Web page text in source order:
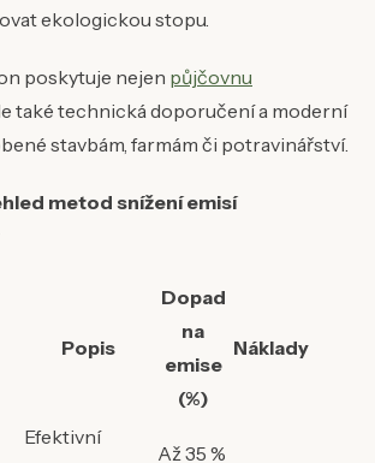
ekologickou stopu.
poskytuje nejen půjčovnu
také technická doporučení a moderní
stavbám, farmám či potravinářství.
metod snížení emisí
Popis
Dopad
na
emise
(%)
Náklady
Efektivní
Až 35 %